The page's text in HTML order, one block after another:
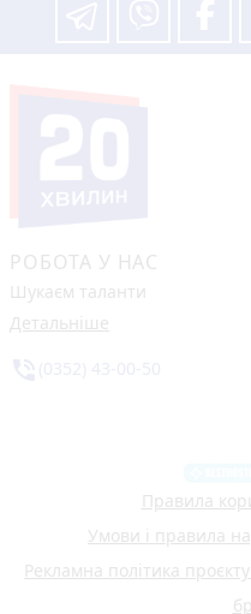
РОБОТА У НАС
Шукаєм таланти
Детальніше
Правила
Умови і правила
Рекламна політика